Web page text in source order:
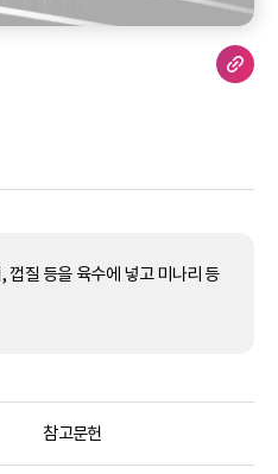
껍질 등을 육수에 넣고 미나리 등
참고문헌